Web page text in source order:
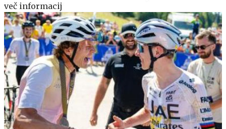
več informacij